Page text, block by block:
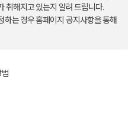
취해지고 있는지 알려 드립니다.
는 경우 홈페이지 공지사항을 통해